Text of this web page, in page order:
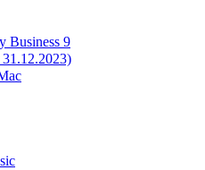
Business 9